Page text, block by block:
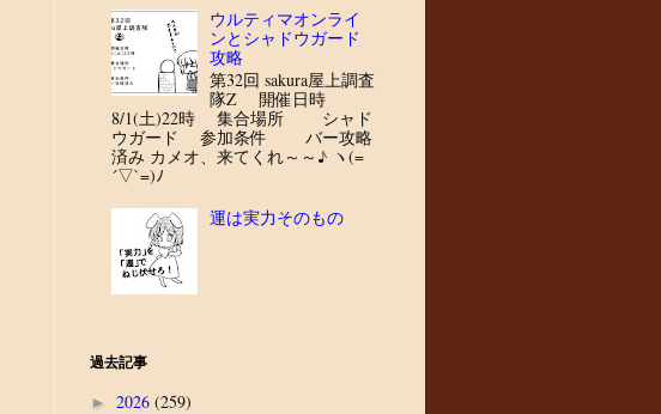
ウルティマオンライ
ンとシャドウガード
攻略
第32回 sakura屋上調査
隊Z 開催日時
8/1(土)22時 集合場所 シャド
ウガード 参加条件 バー攻略
済み カメオ、来てくれ～～♪ ヽ(=
´▽`=)ﾉ
運は実力そのもの
過去記事
► 2026 (259)